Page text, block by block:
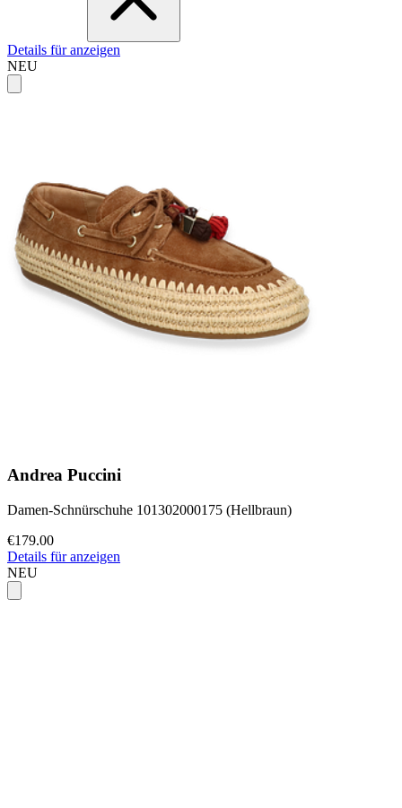
Details für anzeigen
NEU
Andrea Puccini
Damen-Schnürschuhe 101302000175 (Hellbraun)
€179.00
Details für anzeigen
NEU